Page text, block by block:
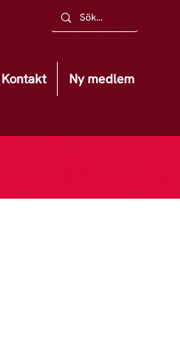
Kontakt Ny medlem